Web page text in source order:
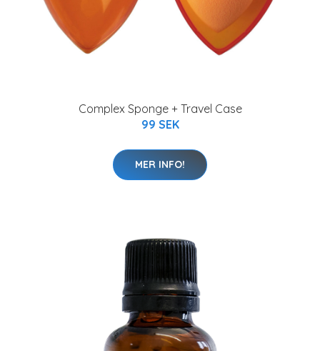
Complex Sponge + Travel Case
99 SEK
MER INFO!